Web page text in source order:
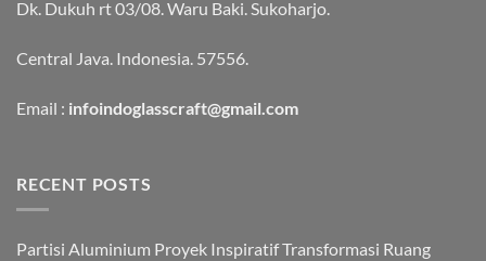
Dk. Dukuh rt 03/08. Waru Baki. Sukoharjo.
Central Java. Indonesia. 57556.
Email : infoindoglasscraft@gmail.com
RECENT POSTS
Partisi Aluminium Proyek Inspiratif Transformasi Ruang